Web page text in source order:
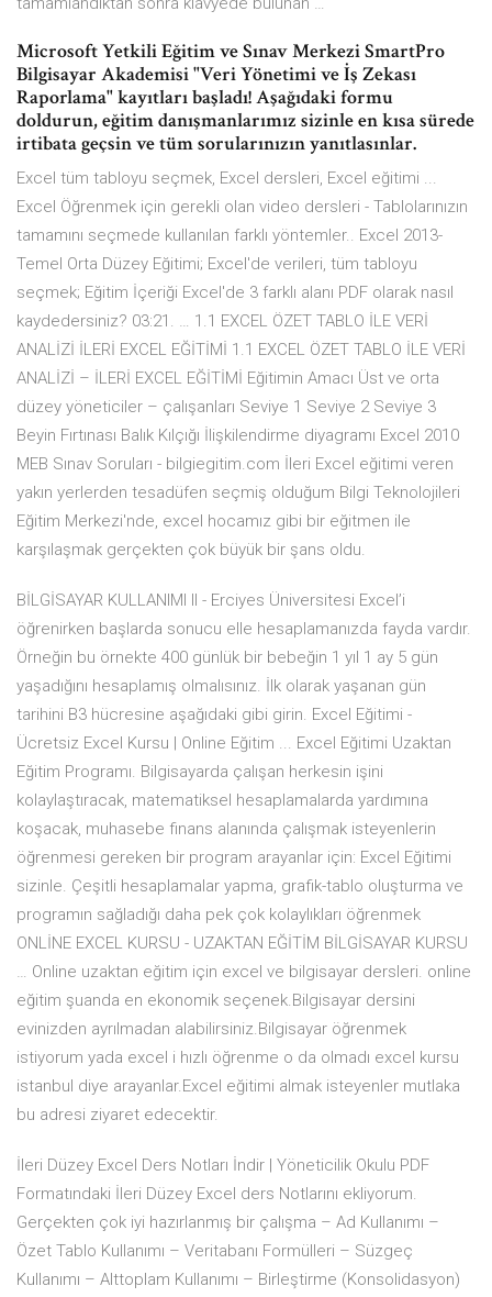
Microsoft Yetkili Eğitim ve Sınav Merkezi SmartPro
Bilgisayar Akademisi "Veri Yönetimi ve İş Zekası
Raporlama" kayıtları başladı! Aşağıdaki formu
doldurun, eğitim danışmanlarımız sizinle en kısa sürede
irtibata geçsin ve tüm sorularınızın yanıtlasınlar.
Excel tüm tabloyu seçmek, Excel dersleri, Excel eğitimi ...
Excel Öğrenmek için gerekli olan video dersleri - Tablolarınızın
tamamını seçmede kullanılan farklı yöntemler.. Excel 2013-
Temel Orta Düzey Eğitimi; Excel'de verileri, tüm tabloyu
seçmek; Eğitim İçeriği Excel'de 3 farklı alanı PDF olarak nasıl
kaydedersiniz? 03:21. … 1.1 EXCEL ÖZET TABLO İLE VERİ
ANALİZİ İLERİ EXCEL EĞİTİMİ 1.1 EXCEL ÖZET TABLO İLE VERİ
ANALİZİ – İLERİ EXCEL EĞİTİMİ Eğitimin Amacı Üst ve orta
düzey yöneticiler – çalışanları Seviye 1 Seviye 2 Seviye 3
Beyin Fırtınası Balık Kılçığı İlişkilendirme diyagramı Excel 2010
MEB Sınav Soruları - bilgiegitim.com İleri Excel eğitimi veren
yakın yerlerden tesadüfen seçmiş olduğum Bilgi Teknolojileri
Eğitim Merkezi'nde, excel hocamız gibi bir eğitmen ile
karşılaşmak gerçekten çok büyük bir şans oldu.
BİLGİSAYAR KULLANIMI II - Erciyes Üniversitesi Excel’i
öğrenirken başlarda sonucu elle hesaplamanızda fayda vardır.
Örneğin bu örnekte 400 günlük bir bebeğin 1 yıl 1 ay 5 gün
yaşadığını hesaplamış olmalısınız. İlk olarak yaşanan gün
tarihini B3 hücresine aşağıdaki gibi girin. Excel Eğitimi -
Ücretsiz Excel Kursu | Online Eğitim ... Excel Eğitimi Uzaktan
Eğitim Programı. Bilgisayarda çalışan herkesin işini
kolaylaştıracak, matematiksel hesaplamalarda yardımına
koşacak, muhasebe finans alanında çalışmak isteyenlerin
öğrenmesi gereken bir program arayanlar için: Excel Eğitimi
sizinle. Çeşitli hesaplamalar yapma, grafik-tablo oluşturma ve
programın sağladığı daha pek çok kolaylıkları öğrenmek
ONLİNE EXCEL KURSU - UZAKTAN EĞİTİM BİLGİSAYAR KURSU
… Online uzaktan eğitim için excel ve bilgisayar dersleri. online
eğitim şuanda en ekonomik seçenek.Bilgisayar dersini
evinizden ayrılmadan alabilirsiniz.Bilgisayar öğrenmek
istiyorum yada excel i hızlı öğrenme o da olmadı excel kursu
istanbul diye arayanlar.Excel eğitimi almak isteyenler mutlaka
bu adresi ziyaret edecektir.
İleri Düzey Excel Ders Notları İndir | Yöneticilik Okulu PDF
Formatındaki İleri Düzey Excel ders Notlarını ekliyorum.
Gerçekten çok iyi hazırlanmış bir çalışma – Ad Kullanımı –
Özet Tablo Kullanımı – Veritabanı Formülleri – Süzgeç
Kullanımı – Alttoplam Kullanımı – Birleştirme (Konsolidasyon)